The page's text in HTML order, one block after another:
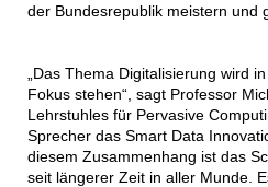
der Bundesrepublik meistern und
„Das Thema Digitalisierung wird
Fokus stehen“, sagt Professor
Lehrstuhles für Pervasive
Sprecher das Smart Data
diesem Zusammenhang ist das
seit längerer Zeit in aller Munde.